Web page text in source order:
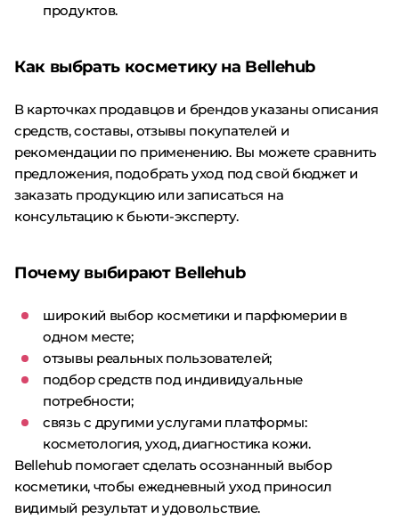
продуктов.
Как выбрать косметику на Bellehub
В карточках продавцов и брендов указаны описания
средств, составы, отзывы покупателей и
рекомендации по применению. Вы можете сравнить
предложения, подобрать уход под свой бюджет и
заказать продукцию или записаться на
консультацию к бьюти-эксперту.
Почему выбирают Bellehub
широкий выбор косметики и парфюмерии в
одном месте;
отзывы реальных пользователей;
подбор средств под индивидуальные
потребности;
связь с другими услугами платформы:
косметология, уход, диагностика кожи.
Bellehub помогает сделать осознанный выбор
косметики, чтобы ежедневный уход приносил
видимый результат и удовольствие.